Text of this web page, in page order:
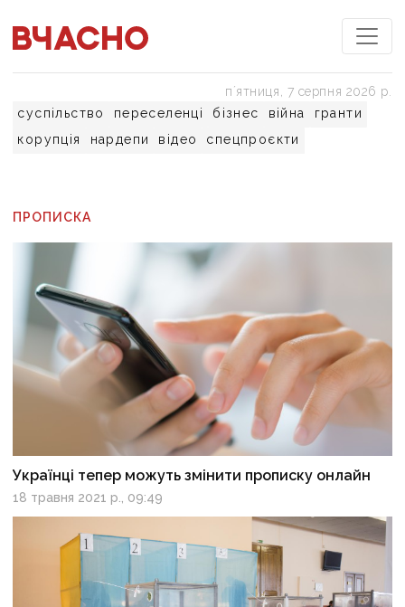
суспільство переселенці бізнес війна
гранти
корупція
нардепи відео спецпроєкти
пʼятниця, 7 серпня 2026 р.
ПРОПИСКА
Українці тепер можуть змінити прописку онлайн
18 травня 2021 р., 09:49